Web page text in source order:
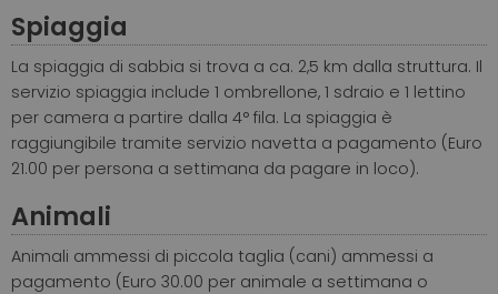
Spiaggia
La spiaggia di sabbia si trova a ca. 2,5 km dalla struttura. Il
servizio spiaggia include 1 ombrellone, 1 sdraio e 1 lettino
per camera a partire dalla 4° fila. La spiaggia è
raggiungibile tramite servizio navetta a pagamento (Euro
21.00 per persona a settimana da pagare in loco).
Animali
Animali ammessi di piccola taglia (cani) ammessi a
pagamento (Euro 30.00 per animale a settimana o